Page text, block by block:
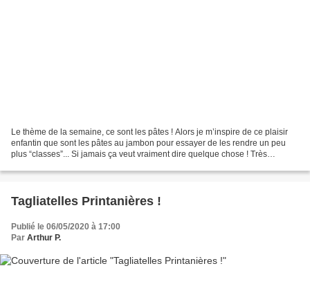
Le thème de la semaine, ce sont les pâtes ! Alors je m’inspire de ce plaisir
enfantin que sont les pâtes au jambon pour essayer de les rendre un peu
plus “classes”... Si jamais ça veut vraiment dire quelque chose ! Très
Tagliatelles Printanières !
Publié le 06/05/2020 à 17:00
Par Arthur P.